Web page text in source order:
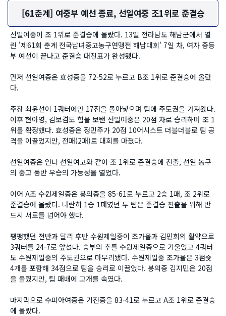
[61춘계] 여중부 예선 종료, 선일여중 조1위로 준결승
선일여중이 조 1위로 준결승에 올랐다. 13일 전라남도 해남군에서 열
린 '제61회 춘계 전국남녀중고농구연맹전 해남대회' 7일 차, 여자 중등
부 예선이 끝나고 준결승 대진표가 완성됐다.
먼저 선일여중은 효성중을 72-52로 누르고 B조 1위로 준결승에 올랐
다.
주장 최윤선이 1쿼터에만 17점을 몰아넣으며 팀에 주도권을 가져왔다.
이후 현아영, 김보겸도 힘을 보탠 선일여중은 20점 차로 승리하며 조 1
위를 확정했다. 효성중은 정민주가 20점 10어시스트 더블더블로 팀 공
격을 이끌었지만, 전패(2패)로 대회를 마쳤다.
선일여중은 언니 선일여고와 같이 조 1위로 준결승에 진출, 선일 농구
의 중고 동반 우승의 가능성을 열었다.
이어 A조 수원제일중은 봉의중을 85-61로 누르고 2승 1패, 조 2위로
준결승에 올랐다. 나란히 1승 1패였던 두 팀은 준결승 진출을 위해 반
드시 서로를 넘어야 했다.
팽팽했던 전반과 달리 후반 수원제일중이 조가율과 김민희의 활약으로
3쿼터를 24-7로 앞섰다. 승부의 추를 수원제일중으로 기울었고 4쿼터
도 수원제일중의 주도권으로 마무리됐다. 수원제일중 조가율은 3점슛
4개를 포함해 34점으로 팀을 승리로 이끌었다. 봉의중 김지민은 20점
을 올렸지만, 팀 패배에 고개를 숙였다.
마지막으로 수피아여중은 기전중을 83-41로 누르고 A조 1위로 준결승
에 올랐다.